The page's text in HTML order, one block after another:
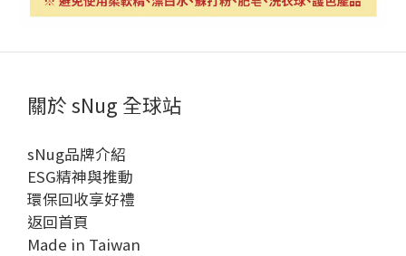
關於 sNug 全球站
sNug品牌介紹
ESG精神與推動
環保回收享好禮
返回首頁
Made in Taiwan